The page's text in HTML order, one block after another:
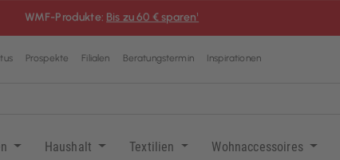
WMF-Produkte: Bis zu 60 € sparen¹
Prospekte Filialen Beratungstermin Inspirationen
Haushalt Textilien Wohnaccessoires